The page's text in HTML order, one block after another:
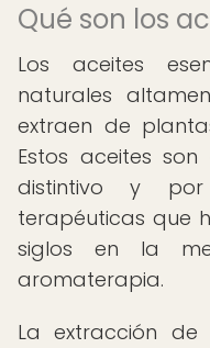
Qué son los
Los aceites
naturales
extraen de
Estos aceites
distintivo y por
terapéuticas que
siglos en la
aromaterapia.
La extracción de